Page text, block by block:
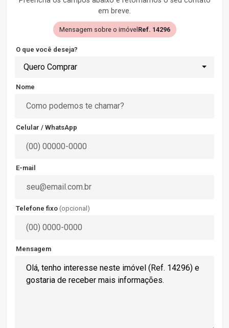
em breve.
Mensagem sobre o imóvel Ref. 14296
O que você deseja?
Quero Comprar
Nome
Celular / WhatsApp
E-mail
Telefone fixo (opcional)
Mensagem